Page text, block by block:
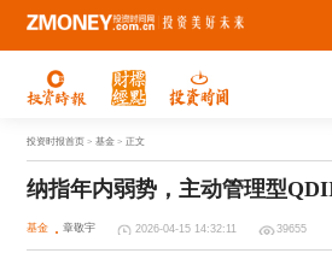
投资时报首页 > 基金 > 正文
纳指年内弱势，主动管理型
基金 章敬宇 2026-04-15 14:32:11 39655